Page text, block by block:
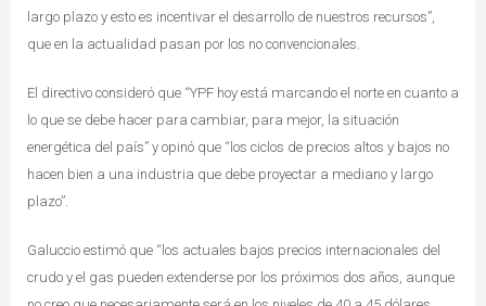
largo plazo y esto es incentivar el desarrollo de nuestros recursos”,
que en la actualidad pasan por los no convencionales.
El directivo consideró que “YPF hoy está marcando el norte en cuanto a
lo que se debe hacer para cambiar, para mejor, la situación
energética del país” y opinó que “los ciclos de precios altos y bajos no
hacen bien a una industria que debe proyectar a mediano y largo
plazo”.
Galuccio estimó que “los actuales bajos precios internacionales del
crudo y el gas pueden extenderse por los próximos dos años, aunque